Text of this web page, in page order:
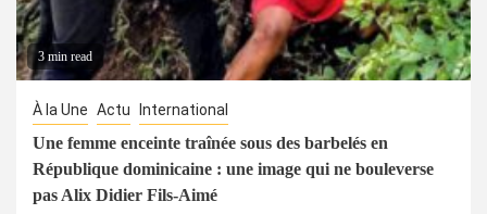
3 min read
À la Une Actu International
Une femme enceinte traînée sous des barbelés en
République dominicaine : une image qui ne bouleverse
pas Alix Didier Fils-Aimé